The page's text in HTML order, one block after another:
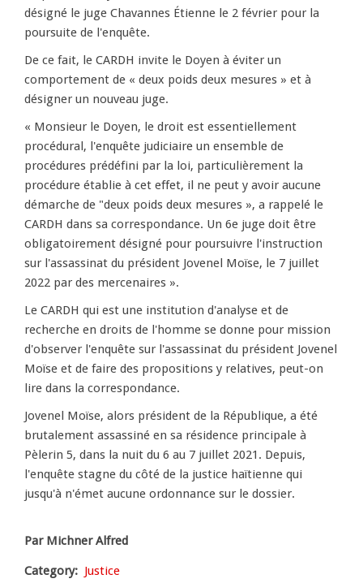
désigné le juge Chavannes Étienne le 2 février pour la
poursuite de l'enquête.
De ce fait, le CARDH invite le Doyen à éviter un
comportement de « deux poids deux mesures » et à
désigner un nouveau juge.
« Monsieur le Doyen, le droit est essentiellement
procédural, l'enquête judiciaire un ensemble de
procédures prédéfini par la loi, particulièrement la
procédure établie à cet effet, il ne peut y avoir aucune
démarche de "deux poids deux mesures », a rappelé le
CARDH dans sa correspondance. Un 6e juge doit être
obligatoirement désigné pour poursuivre l'instruction
sur l'assassinat du président Jovenel Moïse, le 7 juillet
2022 par des mercenaires ».
Le CARDH qui est une institution d'analyse et de
recherche en droits de l'homme se donne pour mission
d'observer l'enquête sur l'assassinat du président Jovenel
Moïse et de faire des propositions y relatives, peut-on
lire dans la correspondance.
Jovenel Moïse, alors président de la République, a été
brutalement assassiné en sa résidence principale à
Pèlerin 5, dans la nuit du 6 au 7 juillet 2021. Depuis,
l'enquête stagne du côté de la justice haïtienne qui
jusqu'à n'émet aucune ordonnance sur le dossier.
Par Michner Alfred
Category Justice